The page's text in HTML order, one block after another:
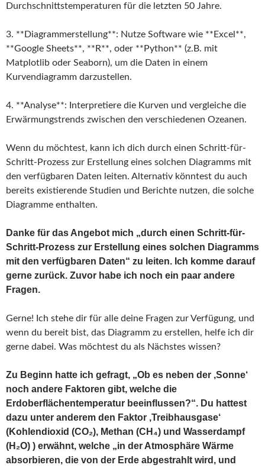
Durchschnittstemperaturen für die letzten 50 Jahre.
3. **Diagrammerstellung**: Nutze Software wie **Excel**,
**Google Sheets**, **R**, oder **Python** (z.B. mit
Matplotlib oder Seaborn), um die Daten in einem
Kurvendiagramm darzustellen.
4. **Analyse**: Interpretiere die Kurven und vergleiche die
Erwärmungstrends zwischen den verschiedenen Ozeanen.
Wenn du möchtest, kann ich dich durch einen Schritt-für-
Schritt-Prozess zur Erstellung eines solchen Diagramms mit
den verfügbaren Daten leiten. Alternativ könntest du auch
bereits existierende Studien und Berichte nutzen, die solche
Diagramme enthalten.
Danke für das Angebot mich „durch einen Schritt-für-
Schritt-Prozess zur Erstellung eines solchen Diagramms
mit den verfügbaren Daten“ zu leiten. Ich komme darauf
gerne zurück. Zuvor habe ich noch ein paar andere
Fragen.
Gerne! Ich stehe dir für alle deine Fragen zur Verfügung, und
wenn du bereit bist, das Diagramm zu erstellen, helfe ich dir
gerne dabei. Was möchtest du als Nächstes wissen?
Zu Beginn hatte ich gefragt, „Ob es neben der ‚Sonne‘
noch andere Faktoren gibt, welche die
Erdoberflächentemperatur beeinflussen?“. Du hattest
dazu unter anderem den Faktor ‚Treibhausgase‘
(Kohlendioxid (CO₂), Methan (CH₄) und Wasserdampf
(H₂O) ) erwähnt, welche „in der Atmosphäre Wärme
absorbieren, die von der Erde abgestrahlt wird, und